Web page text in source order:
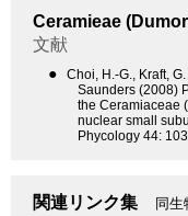
Ceramieae
文献
●
Choi, H.-G., Kraft,
Saunders (2008)
the Ceramiaceae
nuclear small
Phycology 44:
関連リンク集 同